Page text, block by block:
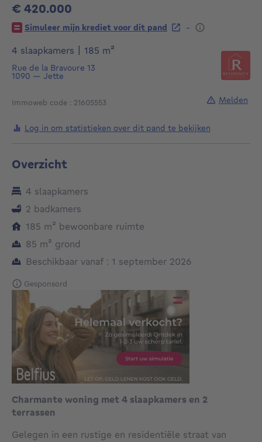
€ 420.000
420000€
Simuleer mijn krediet voor dit pand
-
4 slaapkamers
185 m²
Rue de la Bravoure 13
1090 — Jette
Immoweb code : 21605553
Log in om statistieken over dit pand te bekijken
Melden
Overzicht
4 slaapkamers
2 badkamers
185 m² vierkante meters
bewoonbare ruimte
85 m² vierkante meters
grond
Beschikbaar vanaf : 1 september 2026
Gesponsord
Charmante woning met 4 slaapkamers en 2
terrassen
Gelegen in een rustige en residentiële straat van